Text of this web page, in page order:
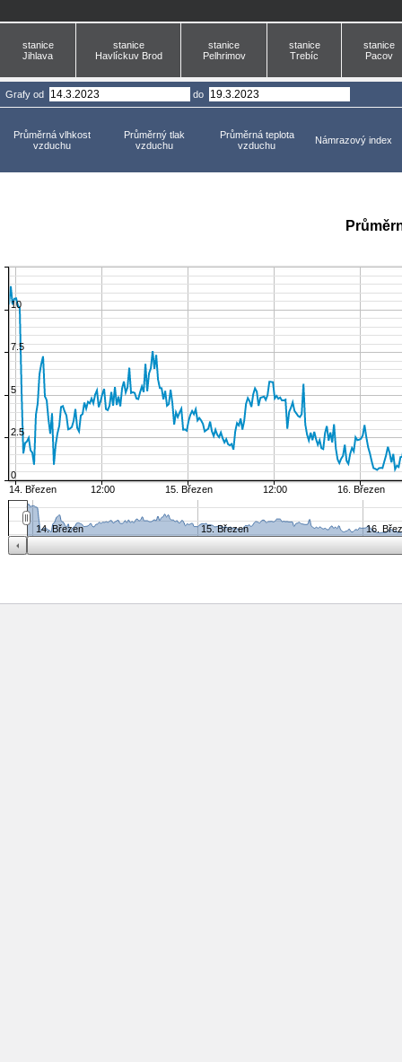
stanice
Jihlava
stanice
Havlíckuv Brod
stanice
Pelhrimov
stanice
Trebíc
stanice
Pacov
Grafy od do
Průměrná vlhkost
vzduchu
Průměrný tlak
vzduchu
Průměrná teplota
vzduchu
Námrazový index
14. Březen 12:00 15. Březen 12:00 16. Březen
0
2.5
5
7.5
10
14. Březen 15. Březen 16.